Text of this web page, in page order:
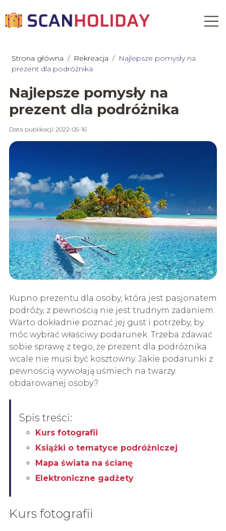
Strona główna / Rekreacja / Najlepsze pomysły na
prezent dla podróżnika
Najlepsze pomysły na
prezent dla podróżnika
Data publikacji: 2022-05-16
Kupno prezentu dla osoby, która jest pasjonatem
podróży, z pewnością nie jest trudnym zadaniem.
Warto dokładnie poznać jej gust i potrzeby, by
móc wybrać właściwy podarunek. Trzeba zdawać
sobie sprawę z tego, że prezent dla podróżnika
wcale nie musi być kosztowny. Jakie podarunki z
pewnością wywołają uśmiech na twarzy
obdarowanej osoby?
Spis treści:
Kurs fotografii
Książki o tematyce podróżniczej
Mapa świata na ścianę
Elektroniczne gadżety
Kurs fotografii